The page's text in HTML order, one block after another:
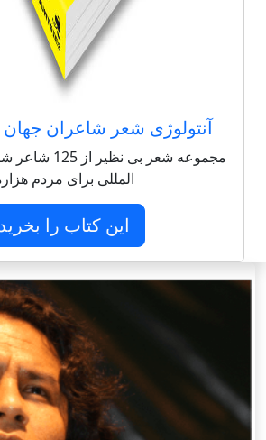
آنتولوژی شعر شاعران جهان
مجموعه شعر بی
المللی برای مردم
این کتاب را بخرید